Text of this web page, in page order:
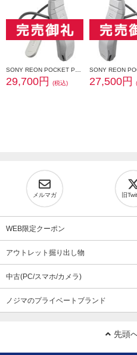
29,700円 (税込) 27,500円
メルマガ 旧
WEB限定クーポン
アウトレット掘り出し物
中古(PC/スマホ/カメラ)
ノジマのプライベートブランド
先頭